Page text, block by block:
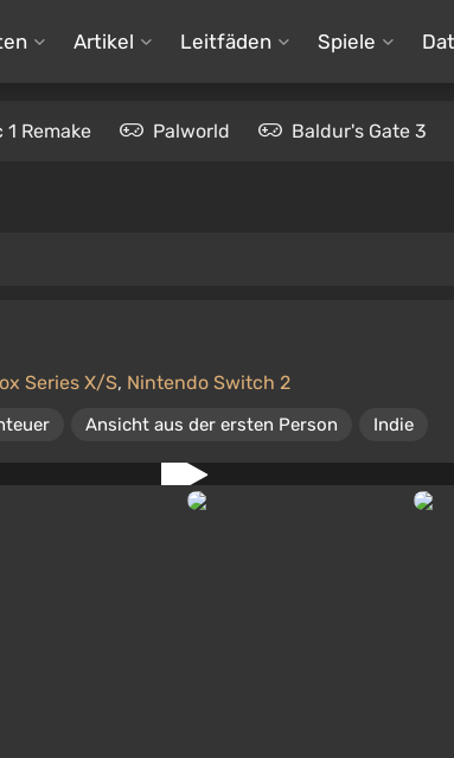
Artikel Leitfäden Spiele
1 Remake Palworld Baldur's Gate 3
Series X/S, Nintendo Switch 2
Ansicht aus der ersten Person Indie